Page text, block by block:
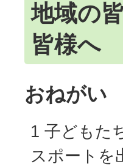
地域の
皆様へ
おねがい
1 子どもた
スポートを